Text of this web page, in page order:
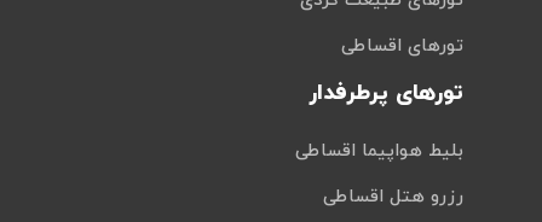
تورهای اقساطی
تورهای پرطرفدار
بلیط هواپیما اقساطی
رزرو هتل اقساطی